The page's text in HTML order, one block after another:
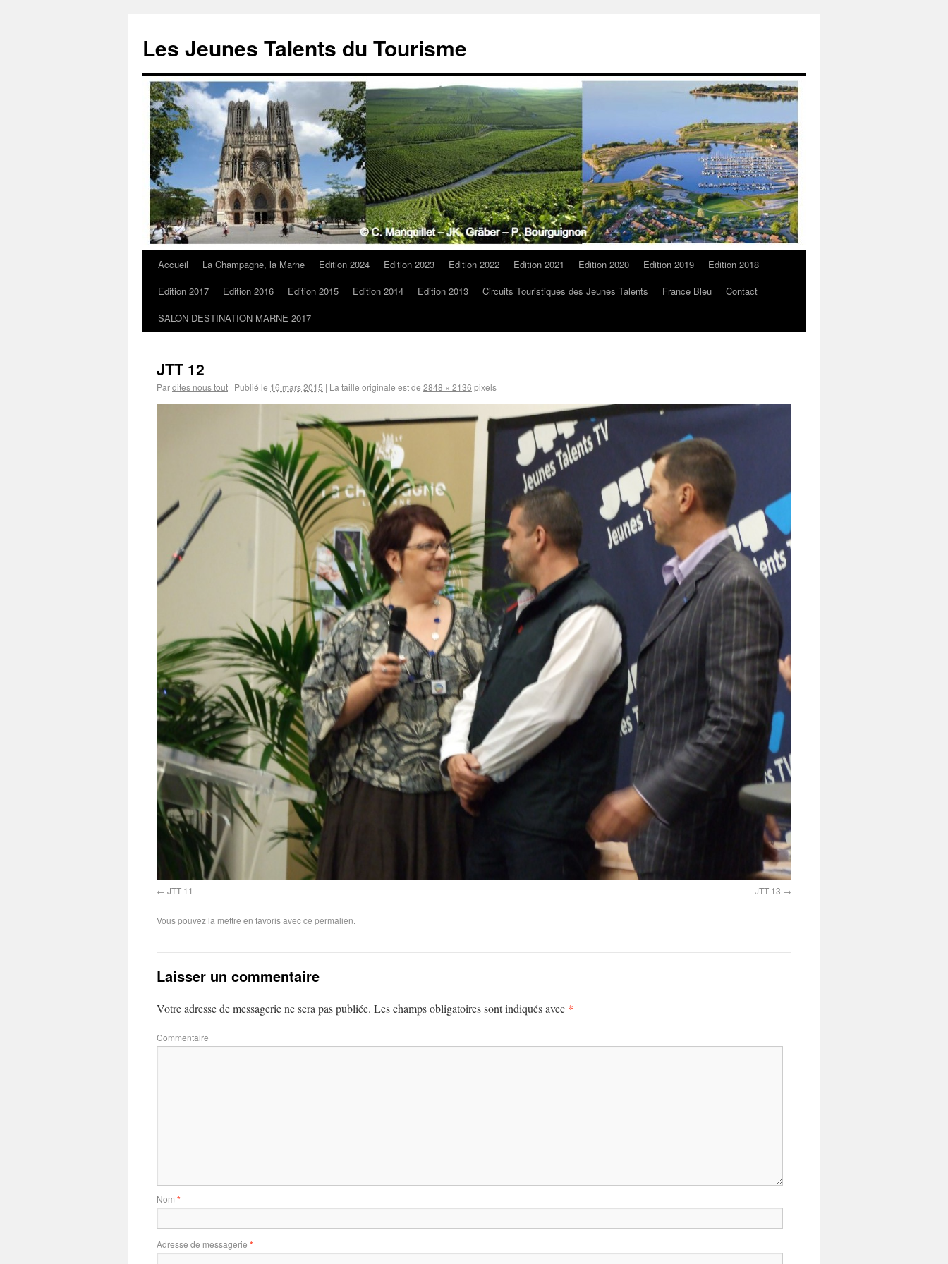
Les Jeunes Talents du Tourisme
Accueil La Champagne, la Marne Edition 2024 Edition 2023 Edition 2022 Edition 2021 Edition 2020 Edition 2019
Edition 2018
Edition 2017
Edition 2016 Edition 2015 Edition 2014 Edition 2013 Circuits Touristiques des Jeunes Talents France Bleu
Contact
SALON DESTINATION MARNE 2017
JTT 12
Pardites nous tout | Publié le 16 mars 2015 | La taille originale est de 2848 × 2136 pixels
JTT 11 JTT 13
Vous pouvez la mettre en favoris avecce permalien.
Laisser un commentaire
Votre adresse de messagerie ne sera pas publiée. Les champs obligatoires sont indiqués avec *
Commentaire
Nom *
Adresse de messagerie *